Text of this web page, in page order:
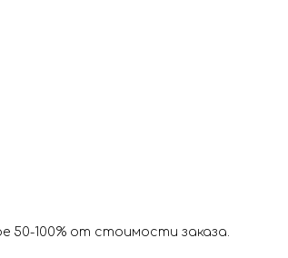
50-100% от стоимости заказа.